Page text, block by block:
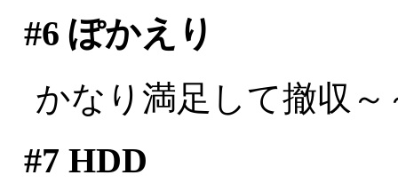
#6 ぽかえり
かなり満足して撤収～
#7 HDD